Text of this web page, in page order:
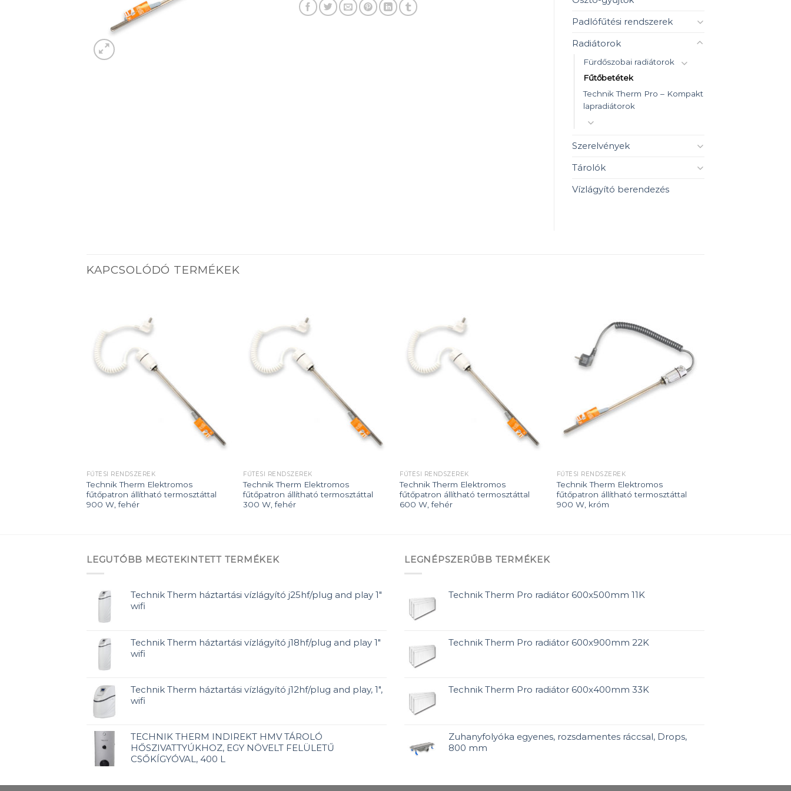
Padlófűtési rendszerek
Radiátorok
Fürdőszobai radiátorok
Fűtőbetétek
Technik Therm Pro – Kompakt
lapradiátorok
Szerelvények
Tárolók
Vízlágyító berendezés
KAPCSOLÓDÓ TERMÉKEK
FŰTÉSI RENDSZEREK
Technik Therm Elektromos
fűtőpatron állítható termosztáttal
900 W, fehér
FŰTÉSI RENDSZEREK
Technik Therm Elektromos
fűtőpatron állítható termosztáttal
300 W, fehér
FŰTÉSI RENDSZEREK
Technik Therm Elektromos
fűtőpatron állítható termosztáttal
600 W, fehér
Add to
wishlist
FŰTÉSI RENDSZEREK
Technik Therm Elektromos
fűtőpatron állítható termosztáttal
900 W, króm
LEGUTÓBB MEGTEKINTETT TERMÉKEK
Technik Therm háztartási vízlágyító j25hf/plug and play 1"
wifi
Technik Therm háztartási vízlágyító j18hf/plug and play 1"
wifi
Technik Therm háztartási vízlágyító j12hf/plug and play, 1",
wifi
TECHNIK THERM INDIREKT HMV TÁROLÓ
HŐSZIVATTYÚKHOZ, EGY NÖVELT FELÜLETŰ
CSŐKÍGYÓVAL, 400 L
LEGNÉPSZERŰBB TERMÉKEK
Technik Therm Pro radiátor 600x500mm 11K
Technik Therm Pro radiátor 600x900mm 22K
Technik Therm Pro radiátor 600x400mm 33K
Zuhanyfolyóka egyenes, rozsdamentes ráccsal, Drops,
800 mm